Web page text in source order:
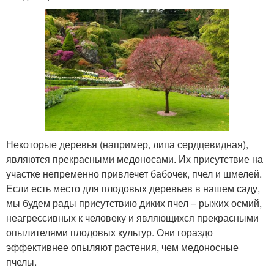
Некоторые деревья (например, липа сердцевидная),
являются прекрасными медоносами. Их присутствие на
участке непременно привлечет бабочек, пчел и шмелей.
Если есть место для плодовых деревьев в нашем саду,
мы будем рады присутствию диких пчел – рыжих осмий,
неагрессивных к человеку и являющихся прекрасными
опылителями плодовых культур. Они гораздо
эффективнее опыляют растения, чем медоносные
пчелы.